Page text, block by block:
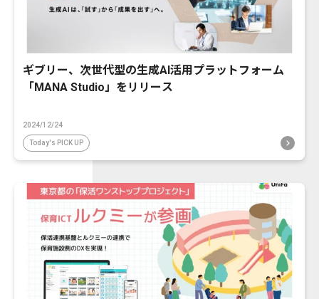
ギブリー、次世代型の生成AI活用プラットフォーム
「MANA Studio」をリリース
2024/12/24
Today's PICK UP